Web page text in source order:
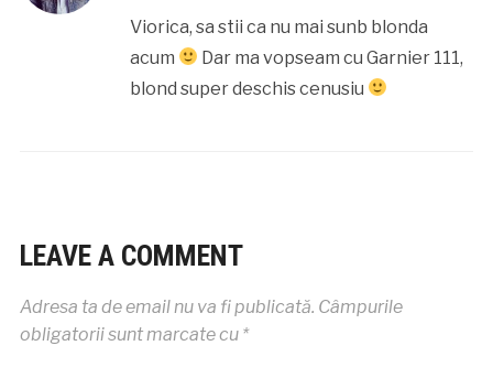
Viorica, sa stii ca nu mai sunb blonda
acum
Dar ma vopseam cu Garnier 111,
blond super deschis cenusiu
LEAVE A COMMENT
Adresa ta de email nu va fi publicată. Câmpurile
obligatorii sunt marcate cu *